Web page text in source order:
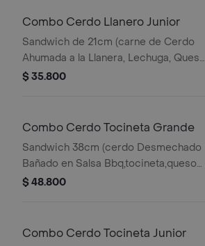
Combo Cerdo Llanero Junior
Sandwich de 21cm (carne de Cerdo
Ahumada a la Llanera, Lechuga, Queso
Mozzarella y Salsa de Ajo) Papa
$ 35.800
Combo Cerdo Tocineta Grande
Sandwich 38cm (cerdo Desmechado
Bañado en Salsa Bbq,tocineta,queso
Mozzarella,tomate,lechuga y Salsa de
$ 48.800
Combo Cerdo Tocineta Junior